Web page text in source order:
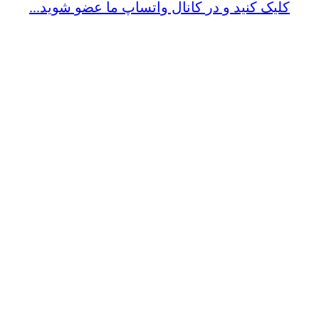
کلیک کنید و در کانال واتساپ ما عضو شوید...